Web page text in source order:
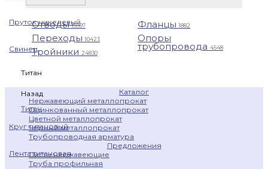
Пруток никелевый
Свинец
Титан
Назад
Титан
Круг титановый
Лента титановая
Отводы15397
Переходы10423
Тройники 24830
Фланцы1882
Опоры
трубопровода 4548
Каталог
Нержавеющий металлопрокат
Оцинкованный металлопрокат
Цветной металлопрокат
Черный металлопрокат
Трубопроводная арматура
Предложения
Листы нержавеющие
Труба профильная